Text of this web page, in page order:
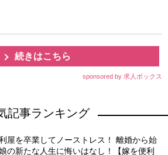
続きはこちら
sponsored by 求人ボックス
記事ランキング
屋を卒業してノーストレス！ 離婚から始
の新たな人生に悔いはなし！【嫁を便利